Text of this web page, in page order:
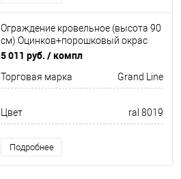
Ограждение кровельное (высота 90
см) Оцинков+порошковый окрас
3000мм Grand Line
5 011 руб. / компл
Торговая марка Grand Line
Цвет ral 8019
Подробнее